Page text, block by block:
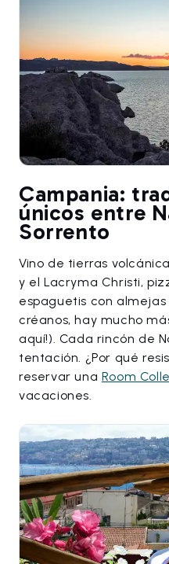
Campania:
únicos entre
Sorrento
Vino de tierras
y el Lacryma Christi,
espaguetis con
créanos, hay mucho
aquí!). Cada rincón de
tentación. ¿Por qué
reservar una Room
vacaciones.